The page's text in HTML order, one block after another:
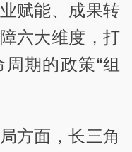
赋能、成果转
六大维度，打
期的政策“组
方面，长三角